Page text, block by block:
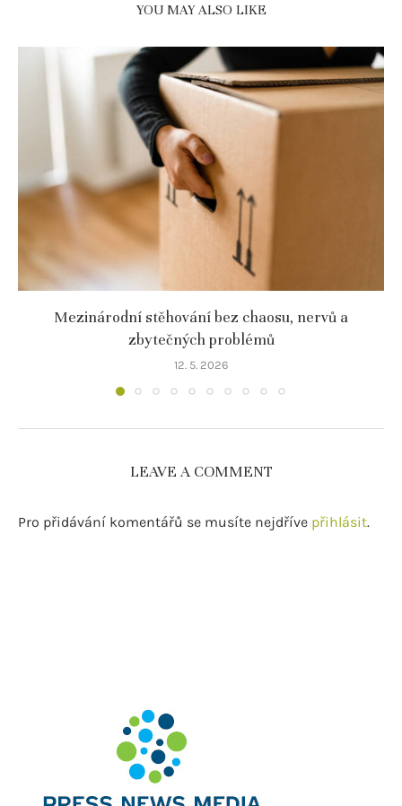
YOU MAY ALSO LIKE
Mezinárodní stěhování bez chaosu, nervů a
zbytečných problémů
12. 5. 2026
LEAVE A COMMENT
Pro přidávání komentářů se musíte nejdříve přihlásit.